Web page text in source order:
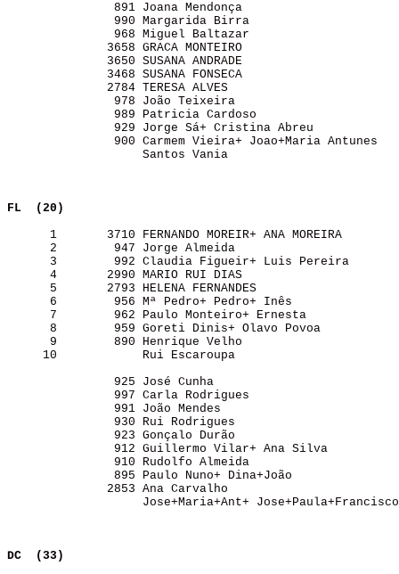
891 Joana Mendonça
990 Margarida Birra
968 Miguel Baltazar
3658 GRACA MONTEIRO
3650 SUSANA ANDRADE
3468 SUSANA FONSECA
2784 TERESA ALVES
978 João Teixeira
989 Patricia Cardoso
929 Jorge Sá+ Cristina Abreu
900 Carmem Vieira+ Joao+Maria Antunes
Santos Vania
FL  (20)
1       3710 FERNANDO MOREIR+ ANA MOREIRA
2        947 Jorge Almeida
3        992 Claudia Figueir+ Luis Pereira
4       2990 MARIO RUI DIAS
5       2793 HELENA FERNANDES
6        956 Mª Pedro+ Pedro+ Inês
7        962 Paulo Monteiro+ Ernesta
8        959 Goreti Dinis+ Olavo Povoa
9        890 Henrique Velho
10            Rui Escaroupa
925 José Cunha
997 Carla Rodrigues
991 João Mendes
930 Rui Rodrigues
923 Gonçalo Durão
912 Guillermo Vilar+ Ana Silva
910 Rudolfo Almeida
895 Paulo Nuno+ Dina+João
2853 Ana Carvalho
Jose+Maria+Ant+
DC  (33)